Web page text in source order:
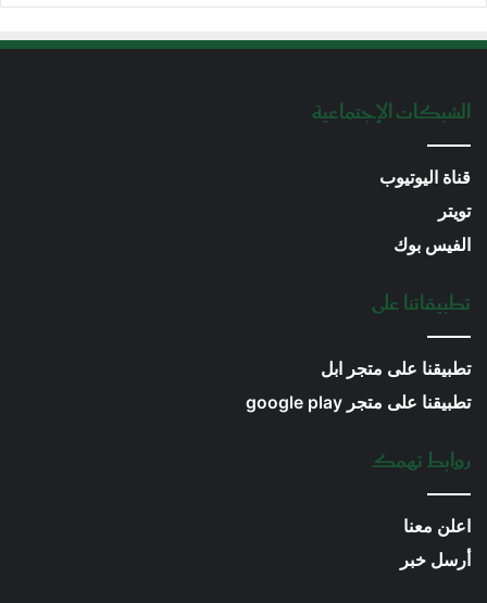
الشبكات الإجتماعية
قناة اليوتيوب
تويتر
الفيس بوك
تطبيقاتنا على
تطبيقنا على متجر ابل
تطبيقنا على متجر google play
روابط تهمك
اعلن معنا
أرسل خبر